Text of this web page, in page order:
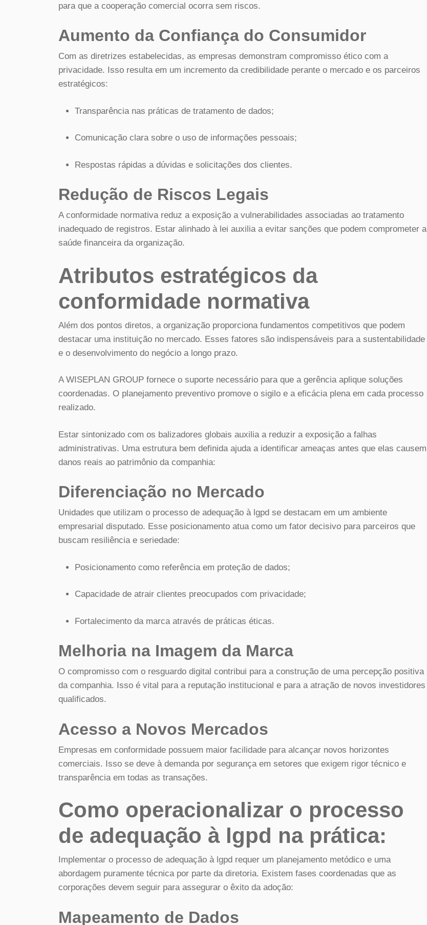
para que a cooperação comercial ocorra sem riscos.
Aumento da Confiança do Consumidor
Com as diretrizes estabelecidas, as empresas demonstram compromisso ético com a
privacidade. Isso resulta em um incremento da credibilidade perante o mercado e os parceiros
estratégicos:
Transparência nas práticas de tratamento de dados;
Comunicação clara sobre o uso de informações pessoais;
Respostas rápidas a dúvidas e solicitações dos clientes.
Redução de Riscos Legais
A conformidade normativa reduz a exposição a vulnerabilidades associadas ao tratamento
inadequado de registros. Estar alinhado à lei auxilia a evitar sanções que podem comprometer a
saúde financeira da organização.
Atributos estratégicos da
conformidade normativa
Além dos pontos diretos, a organização proporciona fundamentos competitivos que podem
destacar uma instituição no mercado. Esses fatores são indispensáveis para a sustentabilidade
e o desenvolvimento do negócio a longo prazo.
A WISEPLAN GROUP fornece o suporte necessário para que a gerência aplique soluções
coordenadas. O planejamento preventivo promove o sigilo e a eficácia plena em cada processo
realizado.
Estar sintonizado com os balizadores globais auxilia a reduzir a exposição a falhas
administrativas. Uma estrutura bem definida ajuda a identificar ameaças antes que elas causem
danos reais ao patrimônio da companhia:
Diferenciação no Mercado
Unidades que utilizam o processo de adequação à lgpd se destacam em um ambiente
empresarial disputado. Esse posicionamento atua como um fator decisivo para parceiros que
buscam resiliência e seriedade:
Posicionamento como referência em proteção de dados;
Capacidade de atrair clientes preocupados com privacidade;
Fortalecimento da marca através de práticas éticas.
Melhoria na Imagem da Marca
O compromisso com o resguardo digital contribui para a construção de uma percepção positiva
da companhia. Isso é vital para a reputação institucional e para a atração de novos investidores
qualificados.
Acesso a Novos Mercados
Empresas em conformidade possuem maior facilidade para alcançar novos horizontes
comerciais. Isso se deve à demanda por segurança em setores que exigem rigor técnico e
transparência em todas as transações.
Como operacionalizar o processo
de adequação à lgpd na prática:
Implementar o processo de adequação à lgpd requer um planejamento metódico e uma
abordagem puramente técnica por parte da diretoria. Existem fases coordenadas que as
corporações devem seguir para assegurar o êxito da adoção:
Mapeamento de Dados